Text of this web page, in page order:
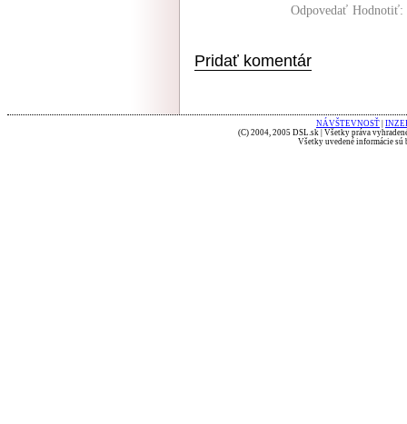
Odpovedať Hodnotiť:
Pridať komentár
NÁVŠTEVNOSŤ
(C) 2004, 2005 DSL.sk | Všetky práva
Všetky uvedené informácie sú